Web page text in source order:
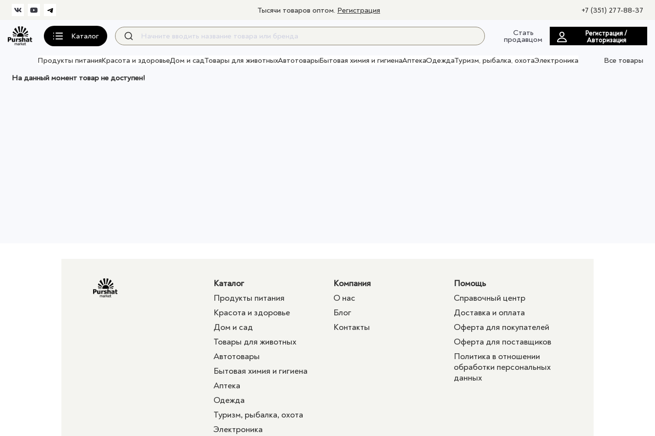
Тысячи товаров оптом. Регистрация +7 (351) 277-88-37
Каталог Стать
продавцом
Регистрация /
Авторизация
Продукты питанияКрасота и здоровьеДом и садТовары для животныхАвтотоварыБытовая химия и гигиенаАптекаОдеждаТуризм, рыбалка, охотаЭлектроника
Все товары
На данный момент товар не доступен!
Каталог
Продукты питания
Красота и здоровье
Дом и сад
Товары для животных
Автотовары
Бытовая химия и гигиена
Аптека
Одежда
Туризм, рыбалка, охота
Электроника
Компания
О нас
Блог
Контакты
Помощь
Справочный центр
Доставка и оплата
Оферта для покупателей
Оферта для поставщиков
Политика в отношении
обработки персональных
данных